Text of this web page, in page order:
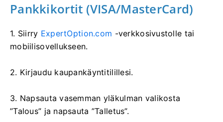
Pankkikortit (VISA/MasterCard)
1. Siirry ExpertOption.com -verkkosivustolle tai
mobiilisovellukseen.
2. Kirjaudu kaupankäyntitilillesi.
3. Napsauta vasemman yläkulman valikosta
”Talous” ja napsauta ”Talletus”.